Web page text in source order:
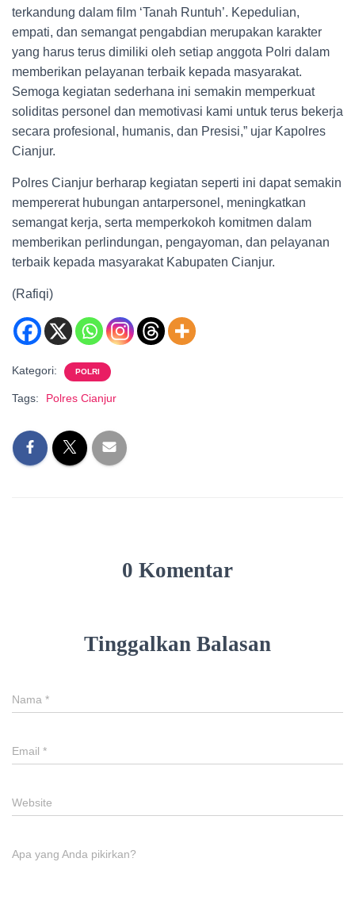
terkandung dalam film ‘Tanah Runtuh’. Kepedulian,
empati, dan semangat pengabdian merupakan karakter
yang harus terus dimiliki oleh setiap anggota Polri dalam
memberikan pelayanan terbaik kepada masyarakat.
Semoga kegiatan sederhana ini semakin memperkuat
soliditas personel dan memotivasi kami untuk terus bekerja
secara profesional, humanis, dan Presisi,” ujar Kapolres
Cianjur.
Polres Cianjur berharap kegiatan seperti ini dapat semakin
mempererat hubungan antarpersonel, meningkatkan
semangat kerja, serta memperkokoh komitmen dalam
memberikan perlindungan, pengayoman, dan pelayanan
terbaik kepada masyarakat Kabupaten Cianjur.
(Rafiqi)
Kategori: POLRI
Tags: Polres Cianjur
0 Komentar
Tinggalkan Balasan
Nama *
Email *
Website
Apa yang Anda pikirkan?